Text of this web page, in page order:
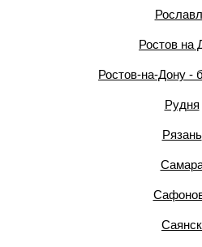
Ростов на
Ростов-на-Дону -
Рудня
Рязань
Саянск